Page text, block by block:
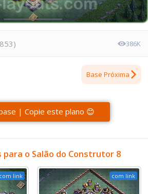
) 386K
Base Próxima
| Copie este plano 😊
para o Salão do Construtor 8
com link com link